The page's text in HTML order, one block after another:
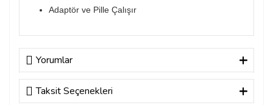
Adaptör ve Pille Çalışır
Yorumlar
Taksit Seçenekleri